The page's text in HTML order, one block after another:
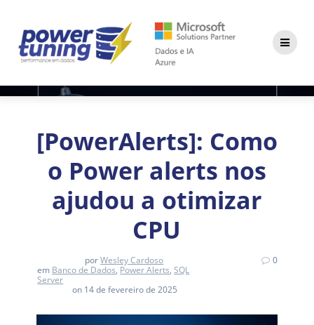
to
content
[PowerAlerts]: Como
o Power alerts nos
ajudou a otimizar
CPU
porWesley Cardoso
em Banco de Dados, Power Alerts,SQL
Server
on 14 de fevereiro de 2025
0